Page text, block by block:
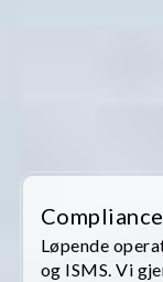
Løpende
og ISMS. Vi